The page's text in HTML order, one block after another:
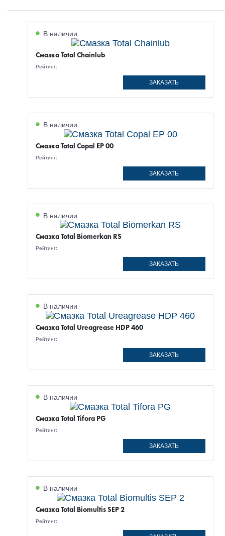
В наличии
Смазка Total Chainlub
Рейтинг:
ЗАКАЗАТЬ
В наличии
Смазка Total Copal EP 00
Рейтинг:
ЗАКАЗАТЬ
В наличии
Смазка Total Biomerkan RS
Рейтинг:
ЗАКАЗАТЬ
В наличии
Смазка Total Ureagrease HDP 460
Рейтинг:
ЗАКАЗАТЬ
В наличии
Смазка Total Tifora PG
Рейтинг:
ЗАКАЗАТЬ
В наличии
Смазка Total Biomultis SEP 2
Рейтинг: